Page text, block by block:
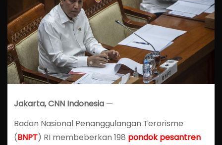
Jakarta, CNN Indonesia—
Badan Nasional Penanggulangan Terorisme
(BNPT) RI membeberkan 198 pondok pesantren